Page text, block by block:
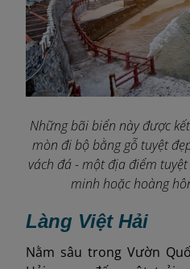
Những bãi biển này được
mòn đi bộ bằng gỗ tuyệt
vách đá - một địa điểm
minh hoặc hoàng
Làng Việt Hải
Nằm sâu trong Vườn